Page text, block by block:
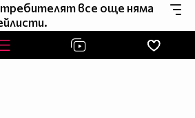
все още няма